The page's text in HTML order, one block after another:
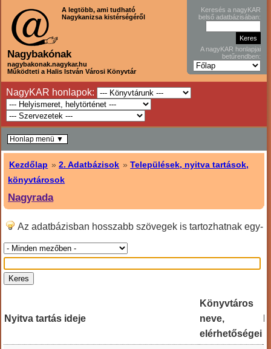
A legtöbb, ami tudható
Nagykanizsa kistérségéről
Nagybakónak
nagybakonak.nagykar.hu
Működteti a Halis István Városi Könyvtár
Keresés a nagyKAR
belső adatbázisában:
A nagyKAR honlapjai
betűrendben:
NagyKAR honlapok:
Kezdőlap »2. Adatbázisok »Települések, nyitva tartások,
könyvtárosok
Nagyrada
Az adatbázisban hosszabb szövegek is tartozhatnak egy-
Nyitva tartás ideje
Könyvtáros
neve,
elérhetőségei
Honlap menü ▼